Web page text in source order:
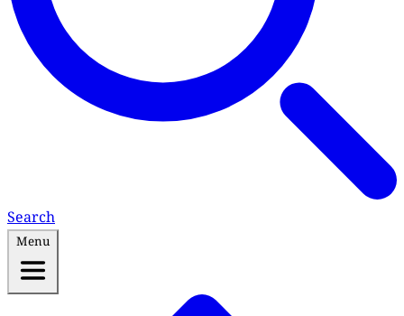
Search
Menu